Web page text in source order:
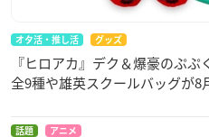
オタ活・推し活 グッズ
『ヒロアカ』デク＆爆豪のぷ
全9種や雄英スクールバッグが8
話題 アニメ